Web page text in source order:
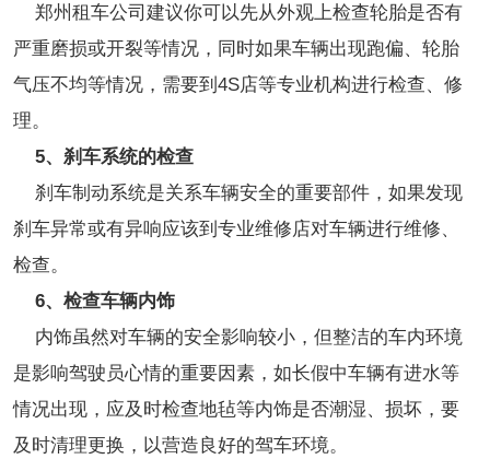
郑州租车公司建议你可以先从外观上检查轮胎是否有
严重磨损或开裂等情况，同时如果车辆出现跑偏、轮胎
气压不均等情况，需要到4S店等专业机构进行检查、修
理。
5、刹车系统的检查
刹车制动系统是关系车辆安全的重要部件，如果发现
刹车异常或有异响应该到专业维修店对车辆进行维修、
检查。
6、检查车辆内饰
内饰虽然对车辆的安全影响较小，但整洁的车内环境
是影响驾驶员心情的重要因素，如长假中车辆有进水等
情况出现，应及时检查地毡等内饰是否潮湿、损坏，要
及时清理更换，以营造良好的驾车环境。